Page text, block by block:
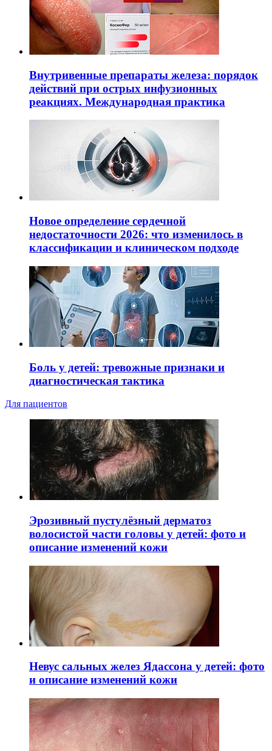
Внутривенные препараты железа: порядок
действий при острых инфузионных
реакциях. Международная практика
Новое определение сердечной
недостаточности 2026: что изменилось в
классификации и клиническом подходе
Боль у детей: тревожные признаки и
диагностическая тактика
Для пациентов
Эрозивный пустулёзный дерматоз
волосистой части головы у детей: фото и
описание изменений кожи
Невус сальных желез Ядассона у детей: фото
и описание изменений кожи